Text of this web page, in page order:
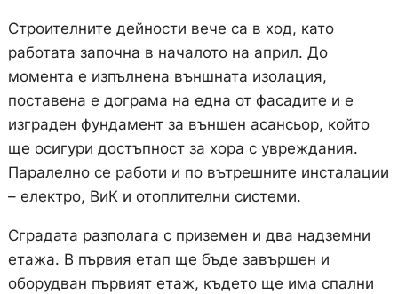
Строителните дейности вече са в ход, като
работата започна в началото на април. До
момента е изпълнена външната изолация,
поставена е дограма на една от фасадите и е
изграден фундамент за външен асансьор, който
ще осигури достъпност за хора с увреждания.
Паралелно се работи и по вътрешните инсталации
– електро, ВиК и отоплителни системи.
Сградата разполага с приземен и два надземни
етажа. В първия етап ще бъде завършен и
оборудван първият етаж, където ще има спални